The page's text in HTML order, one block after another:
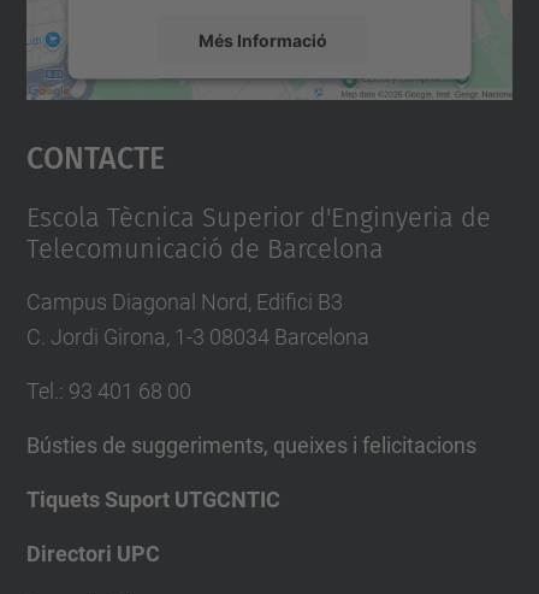
Més Informació
Accepta
powered by
Contacte
Escola Tècnica Superior d'Enginyeria de
Telecomunicació de Barcelona
Campus Diagonal Nord, Edifici B3
C. Jordi Girona, 1-3 08034 Barcelona
Tel. : 93 401 68 00
Bústies de suggeriments, queixes i felicitacions
Tiquets Suport UTGCNTIC
Directori UPC